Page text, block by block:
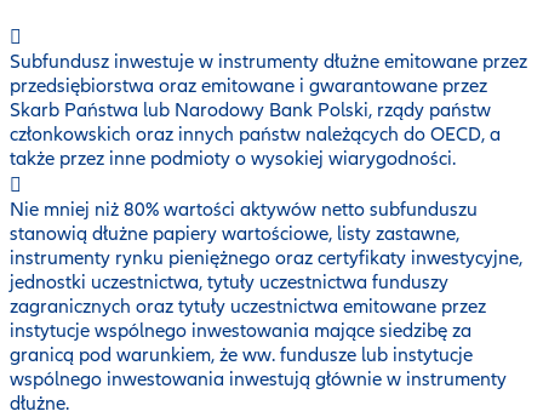
Subfundusz inwestuje w instrumenty dłużne emitowane przez
przedsiębiorstwa oraz emitowane i gwarantowane przez
Skarb Państwa lub Narodowy Bank Polski, rządy państw
członkowskich oraz innych państw należących do OECD, a
także przez inne podmioty o wysokiej wiarygodności.
Nie mniej niż 80% wartości aktywów netto subfunduszu
stanowią dłużne papiery wartościowe, listy zastawne,
instrumenty rynku pieniężnego oraz certyfikaty inwestycyjne,
jednostki uczestnictwa, tytuły uczestnictwa funduszy
zagranicznych oraz tytuły uczestnictwa emitowane przez
instytucje wspólnego inwestowania mające siedzibę za
granicą pod warunkiem, że ww. fundusze lub instytucje
wspólnego inwestowania inwestują głównie w instrumenty
dłużne.